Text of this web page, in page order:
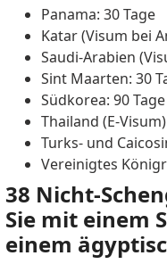
Panama: 30 Tage
Katar (Visum bei
Saudi-Arabien
Sint Maarten: 30
Südkorea: 90 Tage
Thailand (E-
Turks- und
Vereinigtes
38 Nicht-
Sie mit einem
einem